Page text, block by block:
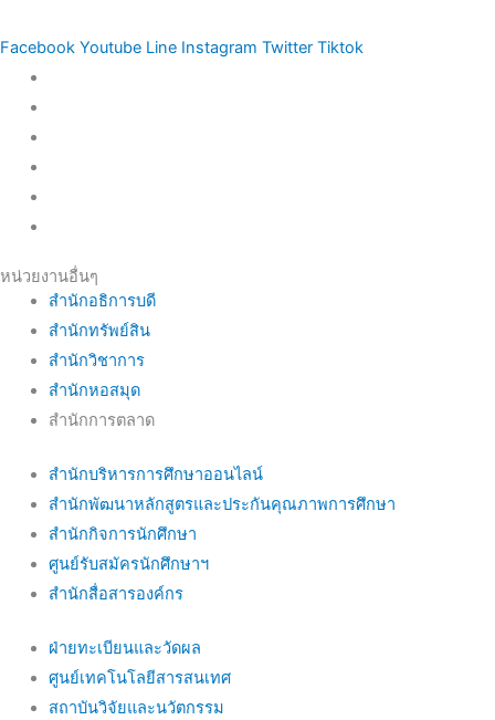
Facebook Youtube Line Instagram Twitter Tiktok
หน่วยงานอื่นๆ
สำนักอธิการบดี
สำนักทรัพย์สิน
สำนักวิชาการ
สำนักหอสมุด
สำนักการตลาด
สำนักบริหารการศึกษาออนไลน์
สำนักพัฒนาหลักสูตรและประกันคุณภาพการศึกษา
สำนักกิจการนักศึกษา
ศูนย์รับสมัครนักศึกษาฯ
สำนักสื่อสารองค์กร
ฝ่ายทะเบียนและวัดผล
ศูนย์เทคโนโลยีสารสนเทศ
สถาบันวิจัยและนวัตกรรม